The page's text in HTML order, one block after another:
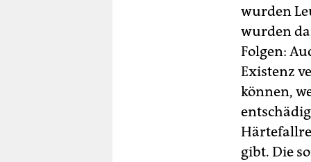
wurden
wurden
Folgen:
Existenz
können,
gibt. Die